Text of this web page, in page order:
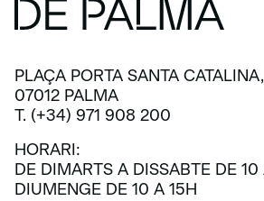
PLAÇA PORTA SANTA
07012 PALMA
T. (+34) 971 908 200
HORARI:
DE DIMARTS A DISSABTE DE
DIUMENGE DE 10 A 15H